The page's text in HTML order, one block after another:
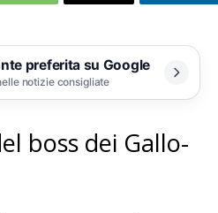
preferita su Google
notizie consigliate
boss dei Gallo-